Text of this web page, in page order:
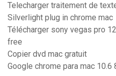
Telecharger traitement de
Silverlight plug in chrome mac
Télécharger sony vegas pro
free
Copier dvd mac gratuit
Google chrome para mac 10.6